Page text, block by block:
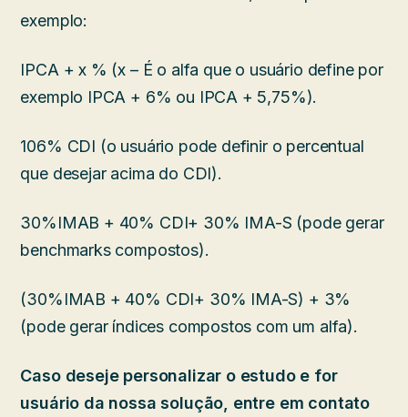
exemplo:
IPCA + x % (x – É o alfa que o usuário define por
exemplo IPCA + 6% ou IPCA + 5,75%).
106% CDI (o usuário pode definir o percentual
que desejar acima do CDI).
30%IMAB + 40% CDI+ 30% IMA-S (pode gerar
benchmarks compostos).
(30%IMAB + 40% CDI+ 30% IMA-S) + 3%
(pode gerar índices compostos com um alfa).
Caso deseje personalizar o estudo e for
usuário da nossa solução, entre em contato